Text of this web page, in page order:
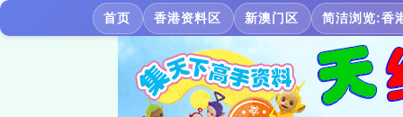
首页 香港资料区 新澳门区 简洁浏览:香